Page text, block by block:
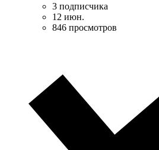
3 подписчика
12 июн.
846 просмотров